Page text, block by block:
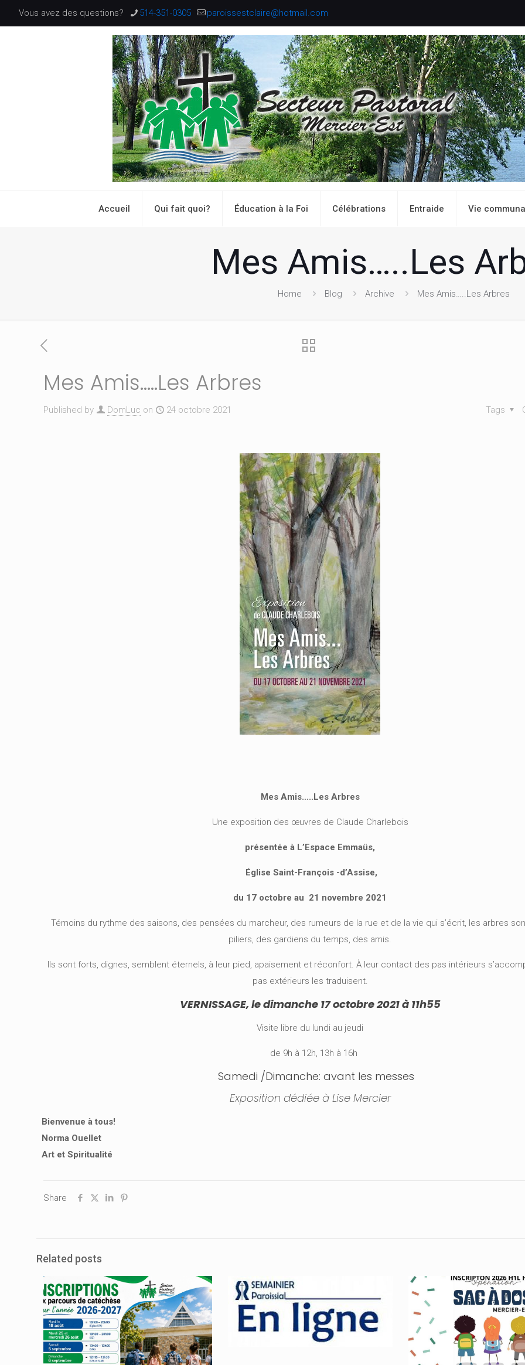
Vous avez des questions? 514-351-0305 paroissestclaire@hotmail.com
Accueil Qui fait quoi? Éducation à la Foi Célébrations Entraide Vie
Mes Amis…..Les
Home Blog Archive Mes Amis…..Les Arbres
Mes Amis…..Les Arbres
Published by DomLuc on 24 octobre 2021 Tags
Mes Amis…..Les Arbres
Une exposition des œuvres de Claude Charlebois
présentée à L’Espace Emmaüs,
Église Saint-François -d’Assise,
du 17 octobre au 21 novembre 2021
Témoins du rythme des saisons, des pensées du marcheur, des rumeurs de la rue et de la vie qui s’écrit, les arbres
piliers, des gardiens du temps, des amis.
Ils sont forts, dignes, semblent éternels, à leur pied, apaisement et réconfort. À leur contact des pas intérieurs
pas extérieurs les traduisent.
VERNISSAGE, le dimanche 17 octobre 2021 à 11h55
Visite libre du lundi au jeudi
de 9h à 12h, 13h à 16h
Samedi /Dimanche: avant les messes
Exposition dédiée à Lise Mercier
Bienvenue à tous!
Norma Ouellet
Art et Spiritualité
Share
Related posts